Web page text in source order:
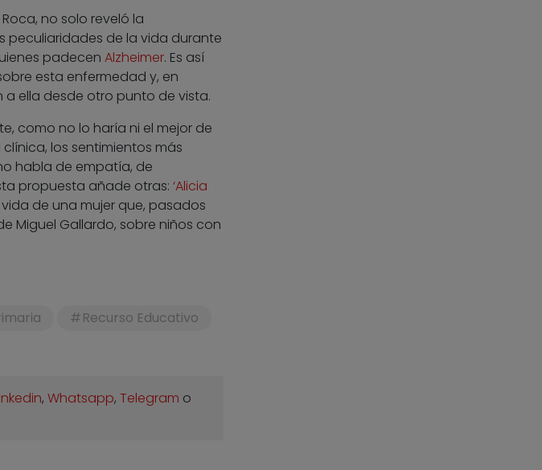
no solo reveló la
peculiaridades de la vida durante
padecen Alzheimer. Es así
esta enfermedad y, en
ella desde otro punto de vista.
como no lo haría ni el mejor de
los sentimientos más
habla de empatía, de
propuesta añade otras: ‘Alicia
de una mujer que, pasados
Miguel Gallardo, sobre niños con
Recurso Educativo
,Whatsapp,Telegram o